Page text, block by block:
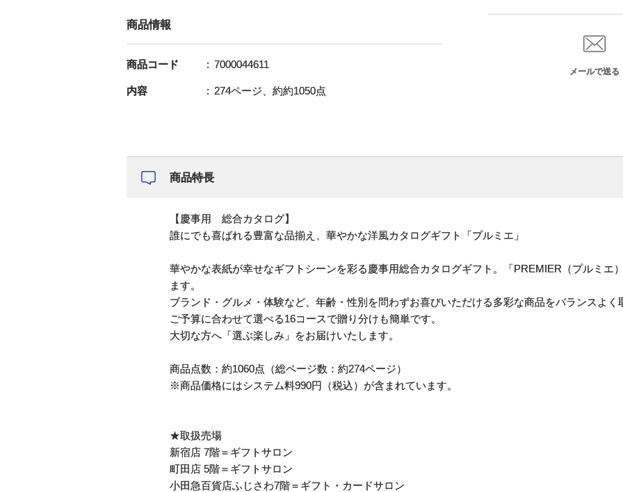
メールで送る
商品情報
商品コード 7000044611
内容 274ページ、約約1050点
商品特長
【慶事用 総合カタログ】
誰にでも喜ばれる豊富な品揃え、華やかな洋風カタログギフト「プルミエ」
華やかな表紙が幸せなギフトシーンを彩る慶事用総合カタログギフト。「PREMIER（プルミエ
ます。
ブランド・グルメ・体験など、年齢・性別を問わずお喜びいただける多彩な商品をバランスよく
ご予算に合わせて選べる16コースで贈り分けも簡単です。
大切な方へ「選ぶ楽しみ」をお届けいたします。
商品点数：約1060点（総ページ数：約274ページ）
※商品価格にはシステム料990円（税込）が含まれています。
★取扱売場
新宿店 7階＝ギフトサロン
町田店 5階＝ギフトサロン
小田急百貨店ふじさわ7階＝ギフト・カードサロン